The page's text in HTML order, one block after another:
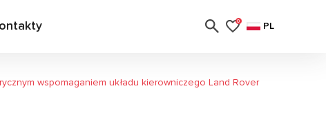
0 PL
wspomaganiem układu kierowniczego Land Rover